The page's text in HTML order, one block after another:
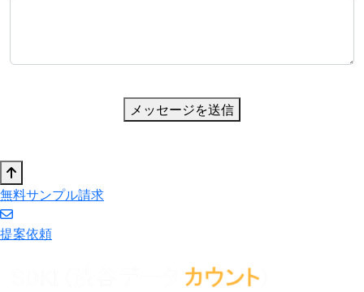
メッセージを送信
無料サンプル請求
提案依頼